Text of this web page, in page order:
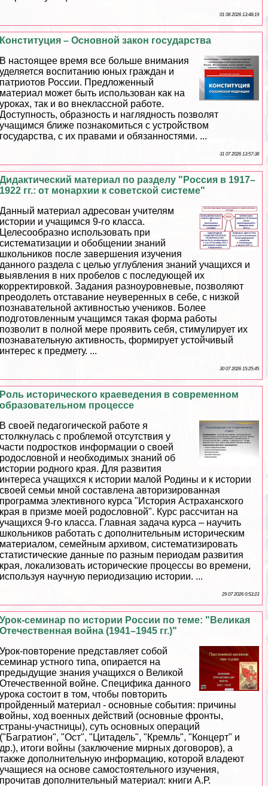
01 08 2026 13:48:19
Конституция – Основной закон государства
В настоящее время все больше внимания
уделяется воспитанию юных граждан и
патриотов России. Предложенный
материал может быть использован как на
уроках, так и во внеклассной работе.
Доступность, образность и наглядность позволят
учащимся ближе познакомиться с устройством
государства, с их правами и обязанностями. ...
31 07 2026 13:57:38
Дидактический материал по разделу "Россия в 1917–
1922 гг.: от монархии к советской системе"
Данный материал адресован учителям
истории и учащимся 9-го класса.
Целесообразно использовать при
систематизации и обобщении знаний
школьников после завершения изучения
данного раздела с целью углубления знаний учащихся и
выявления в них пробелов с последующей их
корректировкой. Задания разноуровневые, позволяют
преодолеть отставание неуверенных в себе, с низкой
познавательной активностью учеников. Более
подготовленным учащимся такая форма работы
позволит в полной мере проявить себя, стимулирует их
познавательную активность, формирует устойчивый
интерес к предмету. ...
30 07 2026 15:25:45
Роль исторического краеведения в современном
образовательном процессе
В своей педагогической работе я
столкнулась с проблемой отсутствия у
части подростков информации о своей
родословной и необходимых знаний об
истории родного края. Для развития
интереса учащихся к истории малой Родины и к истории
своей семьи мной составлена авторизированная
программа элективного курса "История Астpaxaнского
края в призме моей родословной". Курс рассчитан на
учащихся 9-го класса. Главная задача курса – научить
школьников работать с дополнительным историческим
материалом, семейным архивом, систематизировать
статистические данные по разным периодам развития
края, локализовать исторические процессы во времени,
используя научную периодизацию истории. ...
29 07 2026 0:53:23
Урок-семинар по истории России по теме: "Великая
Отечественная война (1941–1945 гг.)"
Урок-повторение представляет собой
семинар устного типа, опирается на
предыдущие знания учащихся о Великой
Отечественной войне. Специфика данного
урока состоит в том, чтобы повторить
пройденный материал - основные события: причины
войны, ход военных действий (основные фронты,
страны-участницы), суть основных операций
("Багратион", "Ост", "Цитадель", "Кремль", "Концерт" и
др.), итоги войны (заключение мирных договоров), а
также дополнительную информацию, которой владеют
учащиеся на основе самостоятельного изучения,
прочитав дополнительный материал: книги А.Р.